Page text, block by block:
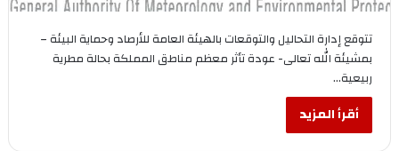
تتوقع إدارة التحاليل والتوقعات بالهيئة العامة للأرصاد وحماية البيئة –
بمشيئة الله تعالى- عودة تأثر معظم مناطق المملكة بحالة مطرية
ربيعية…
أقرأ المزيد